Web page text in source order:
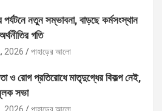
পর্যটনে নতুন সম্ভাবনা, বাড়ছে কর্মসংস্থান
গতি
2026 পাহাড়ের আলো
ও রোগ প্রতিরোধে মাতৃদুগ্ধের বিকল্প নেই,
সভা